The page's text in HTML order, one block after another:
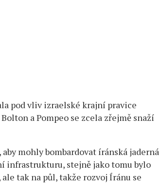
pod vliv izraelské krajní pravice
a Pompeo se zcela zřejmě snaží
mohly bombardovat íránská jaderná
infrastrukturu, stejně jako tomu bylo
tak na půl, takže rozvoj Íránu se